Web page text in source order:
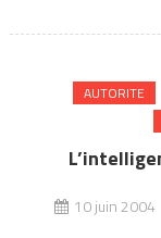
AUTORITE
10 juin 2004